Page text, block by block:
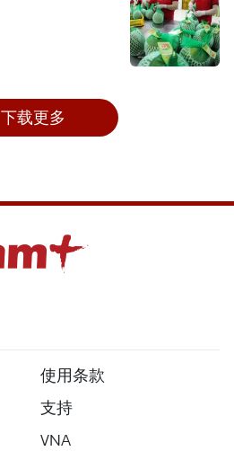
下载更多
使用条款
支持
VNA